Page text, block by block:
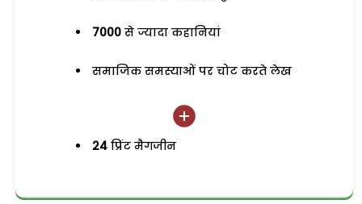
7000 से ज्यादा कहानियां
समाजिक समस्याओं पर चोट करते लेख
24 प्रिंट मैगजीन